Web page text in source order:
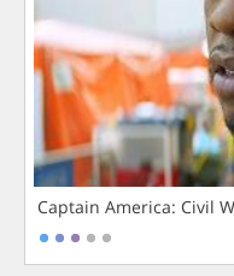
Captain America: Civil